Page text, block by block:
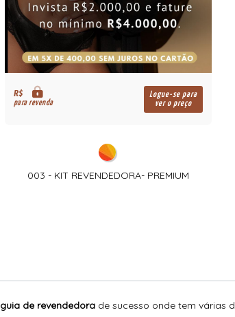
R$
para revenda
Logue-se para
ver o preço
003 - KIT REVENDEDORA- PREMIUM
guia de revendedora de sucesso onde tem várias